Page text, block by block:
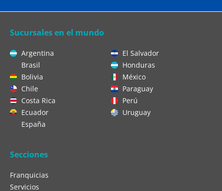
Sucursales en el mundo
Argentina
Brasil
Bolivia
Chile
Costa Rica
Ecuador
España
El Salvador
Honduras
México
Paraguay
Perú
Uruguay
Secciones
Franquicias
Servicios